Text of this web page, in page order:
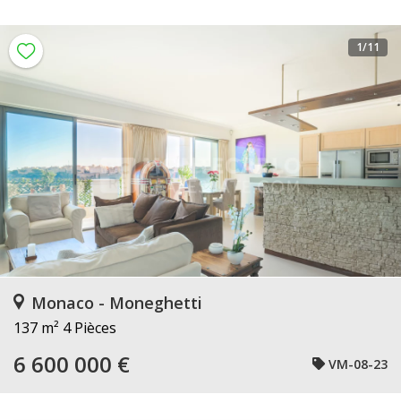
1/11
Monaco - Moneghetti
137 m² 4 Pièces
6 600 000 € VM-08-23